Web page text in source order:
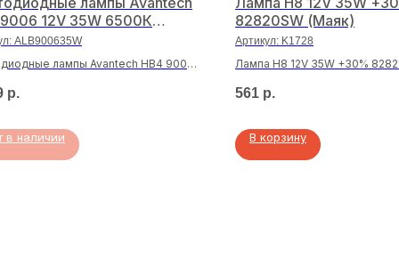
12V 35W 6500К
ALB900635W
лампы Avantech HB4 9006
р.
в наличии
82820SW (Маяк)
Артикул: K1728
Лампа H8 12V 35W +30%
561 р.
В корзину